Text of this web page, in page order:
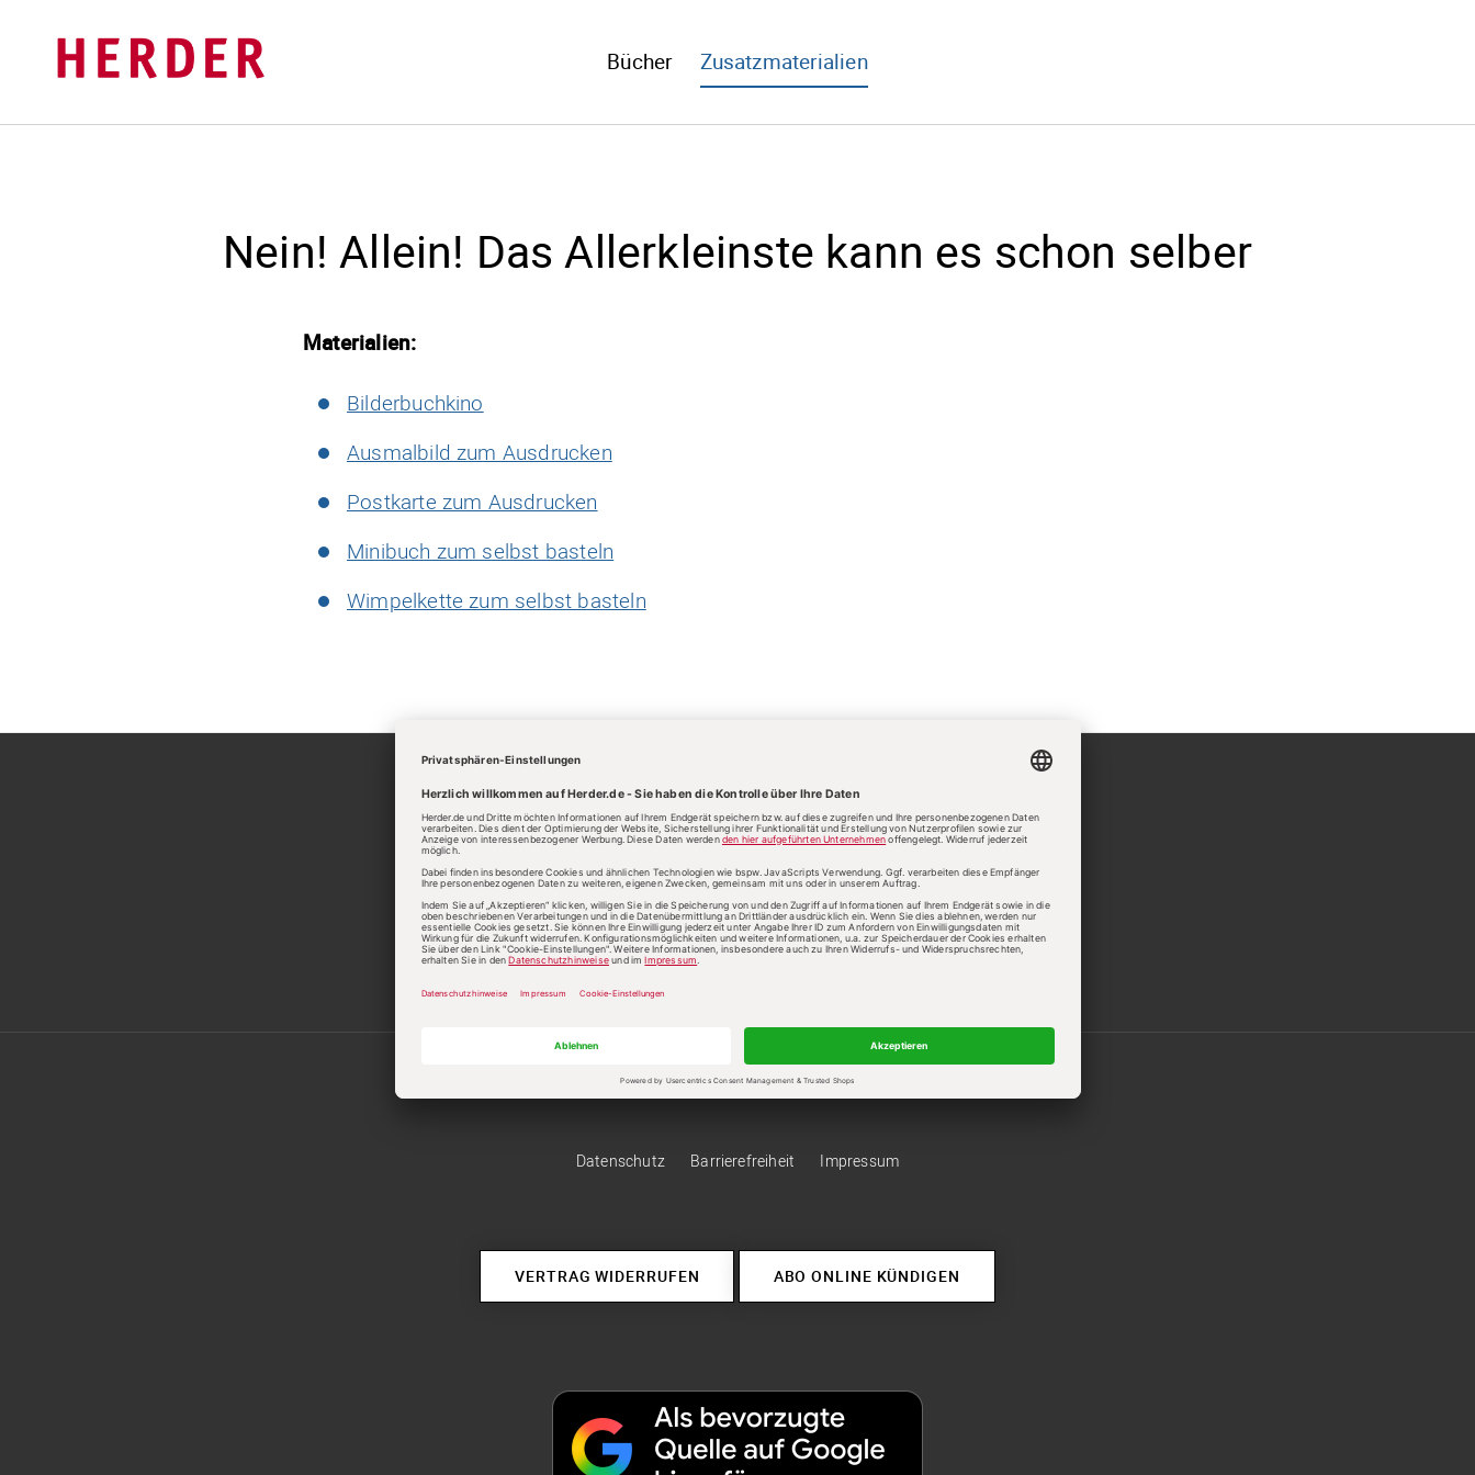
Bücher Zusatzmaterialien
Nein! Allein! Das Allerkleinste kann es schon selber
Materialien:
Bilderbuchkino
Ausmalbild zum Ausdrucken
Postkarte zum Ausdrucken
Minibuch zum selbst basteln
Wimpelkette zum selbst basteln
Kategorien: Bücher Zusatzmaterialien
Verlag: Verlag Herder Pädagogik & Kinderbuch
Kundenservice +49 761 2717300 kundenservice@herder.de Abo online kündigen
Datenschutz Barrierefreiheit Impressum
VERTRAG WIDERRUFEN ABO ONLINE KÜNDIGEN